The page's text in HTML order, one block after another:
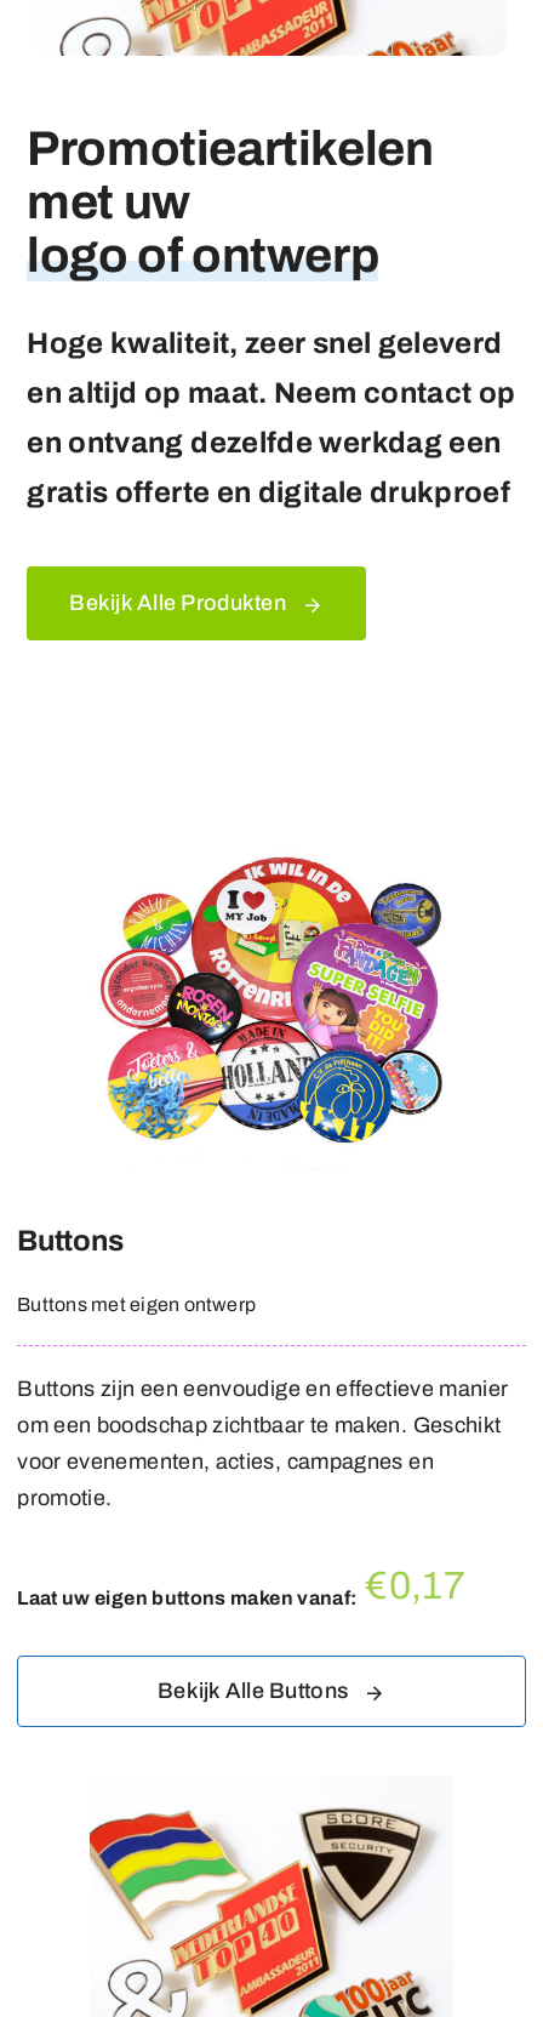
Medailles
Magneten
Contact
Promotieartikelen
met uw
logo of ontwerp
Hoge kwaliteit, zeer snel geleverd
en altijd op maat. Neem contact op
en ontvang dezelfde werkdag een
gratis offerte en digitale drukproef
Bekijk Alle Produkten
Buttons
Buttons met eigen ontwerp
Buttons zijn een eenvoudige en effectieve manier
om een boodschap zichtbaar te maken. Geschikt
voor evenementen, acties, campagnes en
promotie.
Laat uw eigen buttons maken vanaf: €0,17
Bekijk Alle Buttons